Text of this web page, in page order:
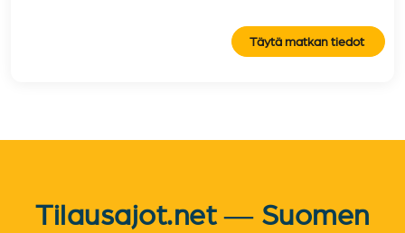
Täytä matkan tiedot
Tilausajot.net — Suomen